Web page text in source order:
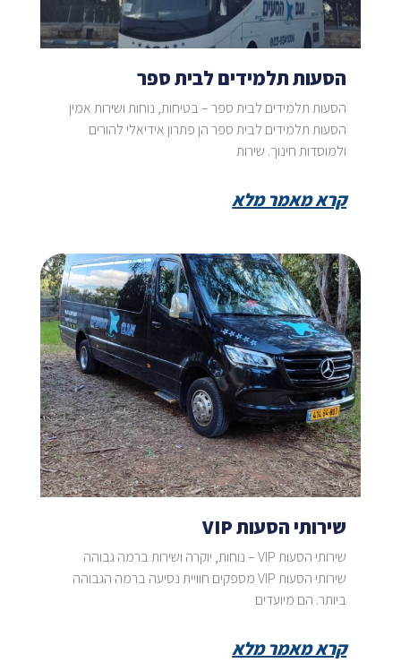
הסעות תלמידים לבית ספר
הסעות תלמידים לבית ספר – בטיחות, נוחות ושירות אמין
הסעות תלמידים לבית ספר הן פתרון אידיאלי להורים
ולמוסדות חינוך. שירות
קרא מאמר מלא
שירותי הסעות VIP
שירותי הסעות VIP – נוחות, יוקרה ושירות ברמה גבוהה
שירותי הסעות VIP מספקים חוויית נסיעה ברמה הגבוהה
ביותר. הם מיועדים
קרא מאמר מלא